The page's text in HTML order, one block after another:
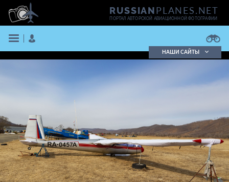
RUSSIANPLANES.NET
ПОРТАЛ АВТОРСКОЙ АВИАЦИОННОЙ ФОТОГРАФИИ
Поиск в реестре
НАШИ САЙТЫ